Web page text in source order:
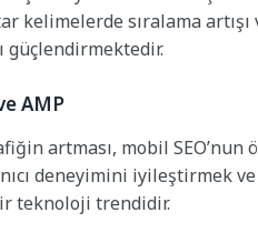
kelimelerde sıralama
güçlendirmektedir.
AMP
artması, mobil SEO’nun
deneyimini iyileştirmek
teknoloji trendidir.